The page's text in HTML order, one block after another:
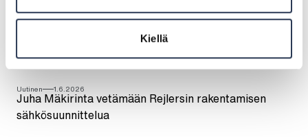
Kiellä
Päivi Holmqvist on nimitetty Rejlers Finlandin
henkilöstö- ja viestintäjohtajaksi
Uutinen 1.6.2026
Juha Mäkirinta vetämään Rejlersin rakentamisen
sähkösuunnittelua